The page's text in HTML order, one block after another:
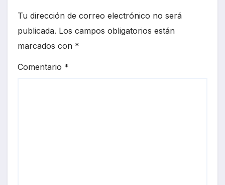
Tu dirección de correo electrónico no será
publicada. Los campos obligatorios están
marcados con *
Comentario *